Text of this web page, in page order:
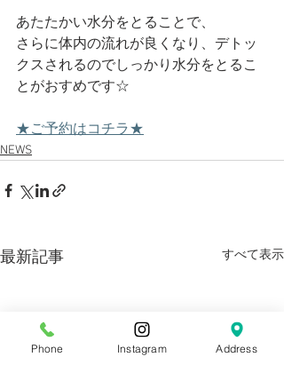
あたたかい水分をとることで、
さらに体内の流れが良くなり、デトッ
クスされるのでしっかり水分をとるこ
とがおすめです☆
★ご予約はコチラ★
NEWS
最新記事 すべて表示
Phone Instagram Address